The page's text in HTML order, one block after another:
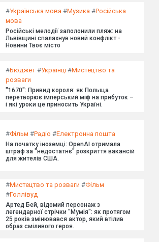
#Українська мова #Музика #Російська
мова
Російські мелодії заполонили пляж: на
Львівщині спалахнув новий конфлікт -
Новини Твоє місто
#Бюджет #Українці #Мистецтво та
розваги
"1670": Привид короля: як Польща
перетворює імперський міф на прибуток –
і які уроки це приносить Україні.
#Фільм #Радіо #Електронна пошта
На початку іноземці: OpenAI отримала
штраф за "недостатнє" розкриття вакансій
для жителів США.
#Мистецтво та розваги #Фільм
#Голлівуд
Артед Бей, відомий персонаж з
легендарної стрічки "Мумія": як протягом
25 років змінювався актор, який втілив
образ сміливого героя.